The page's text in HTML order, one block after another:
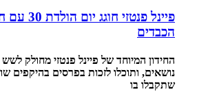
פיינל
הכבדים
החידון המיוחד של פיינל פנטזי מחולק לשש
נושאים, ותוכלו לזכות בפרסים בהיקפים
שתקבלו בו